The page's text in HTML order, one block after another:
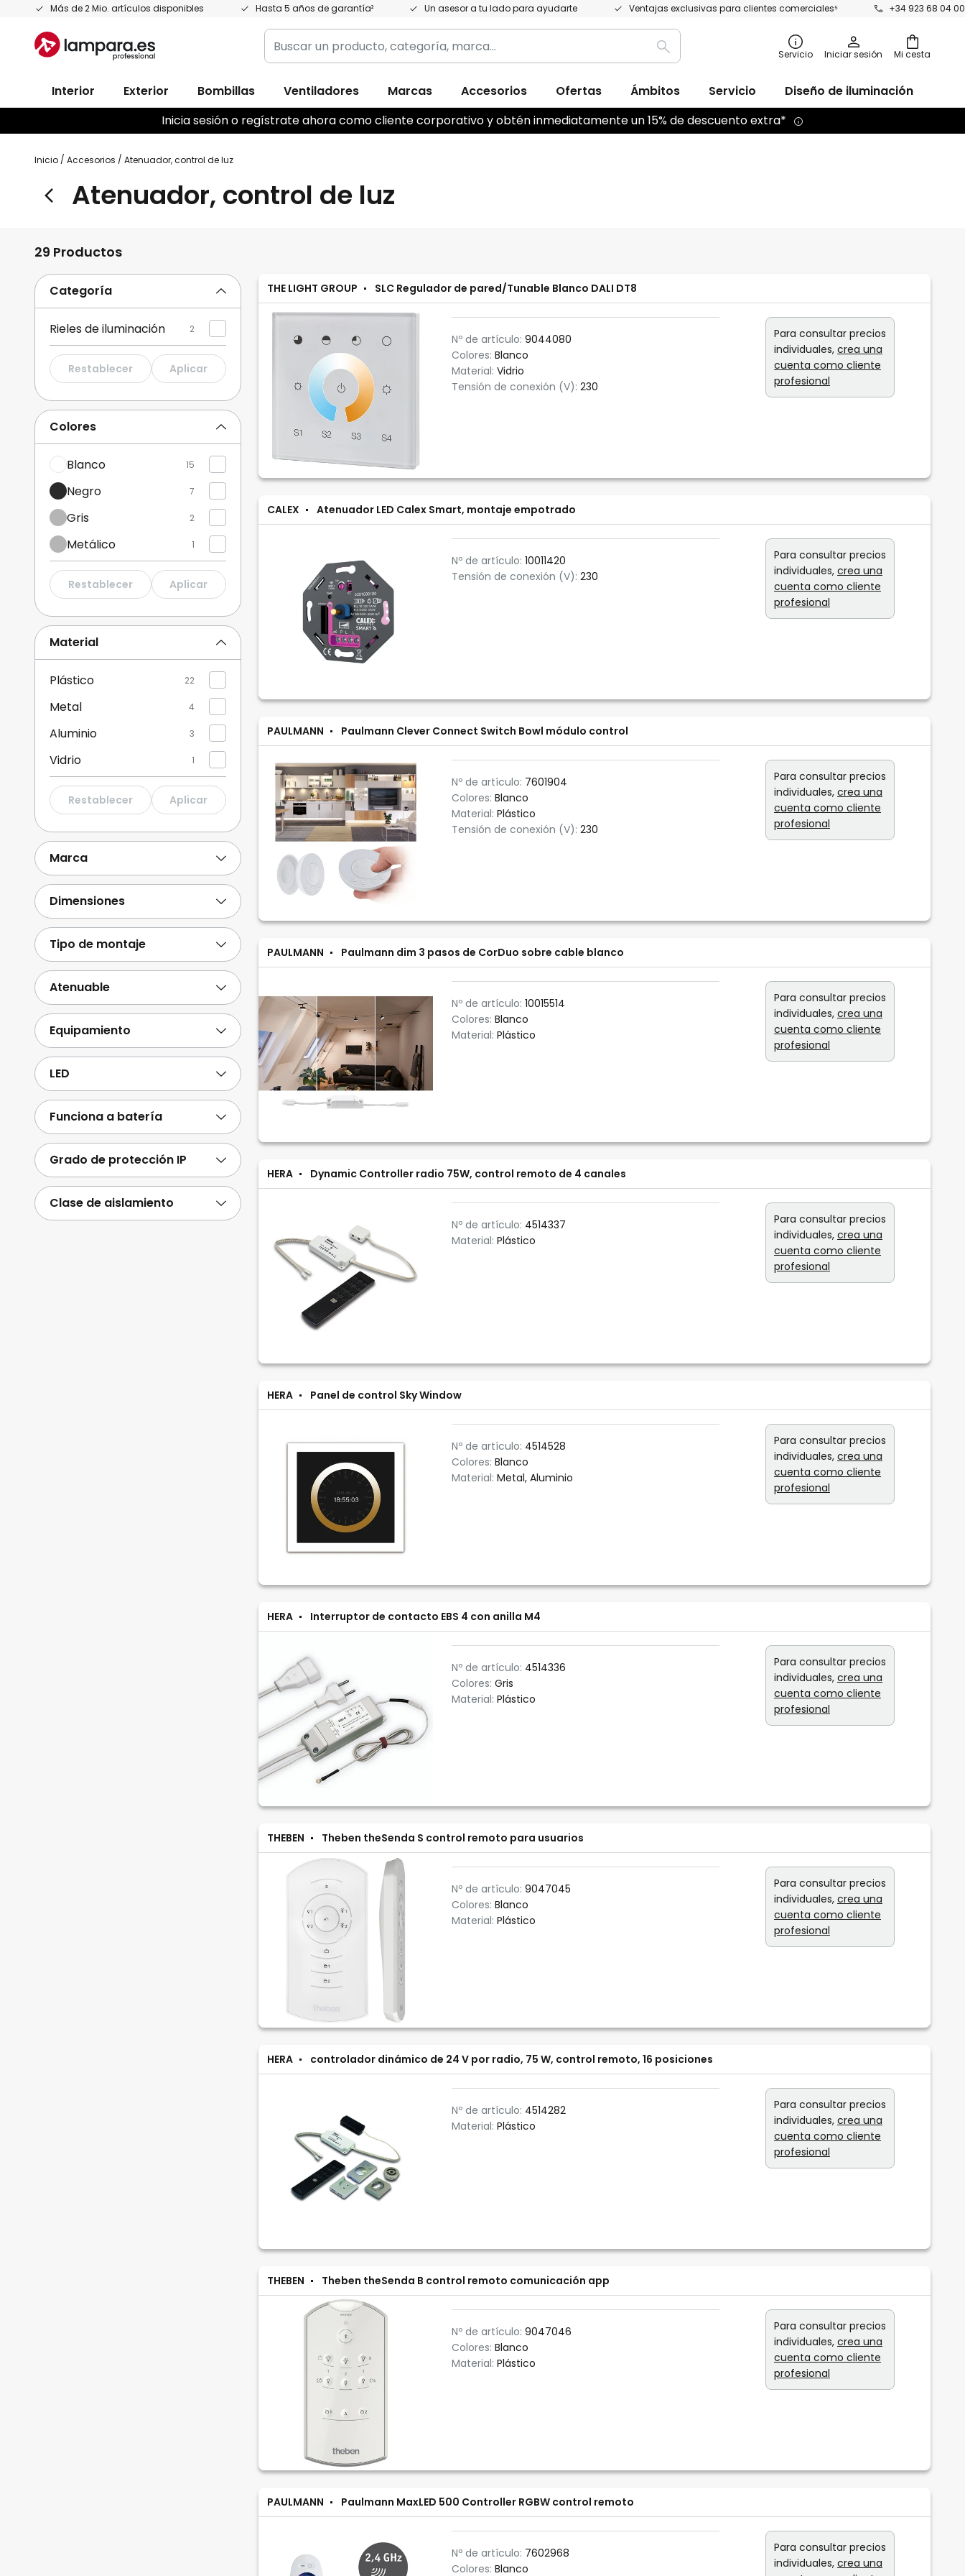
Más de 2 Mio. artículos disponibles Hasta 5 años de garantía² Un asesor a tu lado para ayudarte Ventajas exclusivas para clientes comerciales⁵ +34 923 68 04 00
Ir
contenido
Mi cesta
Buscar
un
categoría,
marca...
Buscar Servicio Iniciar sesión
Interior Exterior Bombillas Ventiladores Marcas Accesorios Ofertas Ámbitos Servicio
Diseño de iluminación
Inicia sesión o regístrate ahora como cliente corporativo y obtén inmediatamente un 15% de descuento extra*
Inicio Accesorios Atenuador, control de luz
Atenuador, control de luz
THE LIGHT GROUP SLC Regulador de pared/Tunable Blanco DALI DT8
Nº de artículo: 9044080
Colores: Blanco
Material: Vidrio
Tensión de conexión (V): 230
Para consultar precios
individuales, crea una
cuenta como cliente
profesional
CALEX Atenuador LED Calex Smart, montaje empotrado
Nº de artículo: 10011420
Tensión de conexión (V): 230
Para consultar precios
individuales, crea una
cuenta como cliente
profesional
PAULMANN Paulmann Clever Connect Switch Bowl módulo control
Nº de artículo: 7601904
Colores: Blanco
Material: Plástico
Tensión de conexión (V): 230
Para consultar precios
individuales, crea una
cuenta como cliente
profesional
PAULMANN Paulmann dim 3 pasos de CorDuo sobre cable blanco
Nº de artículo: 10015514
Colores: Blanco
Material: Plástico
Para consultar precios
individuales, crea una
cuenta como cliente
profesional
HERA Dynamic Controller radio 75W, control remoto de 4 canales
Nº de artículo: 4514337
Material: Plástico
Para consultar precios
individuales, crea una
cuenta como cliente
profesional
HERA Panel de control Sky Window
Nº de artículo: 4514528
Colores: Blanco
Material: Metal, Aluminio
Para consultar precios
individuales, crea una
cuenta como cliente
profesional
HERA Interruptor de contacto EBS 4 con anilla M4
Nº de artículo: 4514336
Colores: Gris
Material: Plástico
Para consultar precios
individuales, crea una
cuenta como cliente
profesional
THEBEN Theben theSenda S control remoto para usuarios
Nº de artículo: 9047045
Colores: Blanco
Material: Plástico
Para consultar precios
individuales, crea una
cuenta como cliente
profesional
HERA controlador dinámico de 24 V por radio, 75 W, control remoto, 16 posiciones
Nº de artículo: 4514282
Material: Plástico
Para consultar precios
individuales, crea una
cuenta como cliente
profesional
THEBEN Theben theSenda B control remoto comunicación app
Nº de artículo: 9047046
Colores: Blanco
Material: Plástico
Para consultar precios
individuales, crea una
cuenta como cliente
profesional
PAULMANN Paulmann MaxLED 500 Controller RGBW control remoto
Nº de artículo: 7602968
Colores: Blanco
Para consultar precios
individuales, crea una
Categoría
Rieles de iluminación 2
Restablecer Aplicar
Colores
Blanco 15
Negro 7
Gris 2
Metálico 1
Restablecer Aplicar
Material
Plástico 22
Metal 4
Aluminio 3
Vidrio 1
Restablecer Aplicar
Marca
Dimensiones
Tipo de montaje
Atenuable
Equipamiento
LED
Funciona a batería
Grado de protección IP
Clase de aislamiento
29 Productos